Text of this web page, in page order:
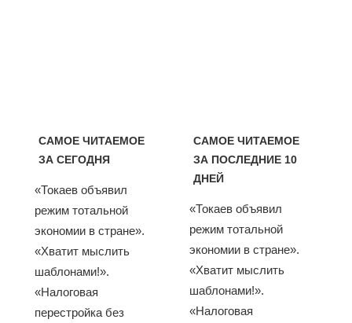
САМОЕ ЧИТАЕМОЕ
ЗА СЕГОДНЯ
«Токаев объявил
режим тотальной
экономии в стране».
«Хватит мыслить
шаблонами!».
«Налоговая
перестройка без
САМОЕ ЧИТАЕМОЕ
ЗА ПОСЛЕДНИЕ 10
ДНЕЙ
«Токаев объявил
режим тотальной
экономии в стране».
«Хватит мыслить
шаблонами!».
«Налоговая